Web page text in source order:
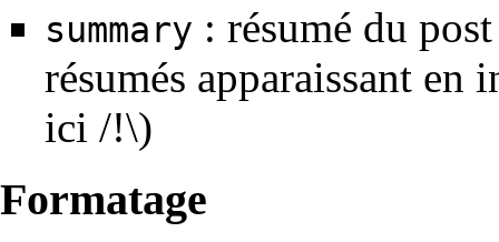
summary : résumé du
résumés apparaissant en
ici /!\)
Formatage